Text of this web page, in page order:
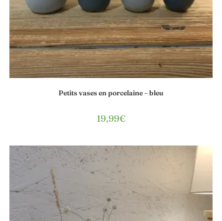
Petits vases en porcelaine – bleu
19,99€